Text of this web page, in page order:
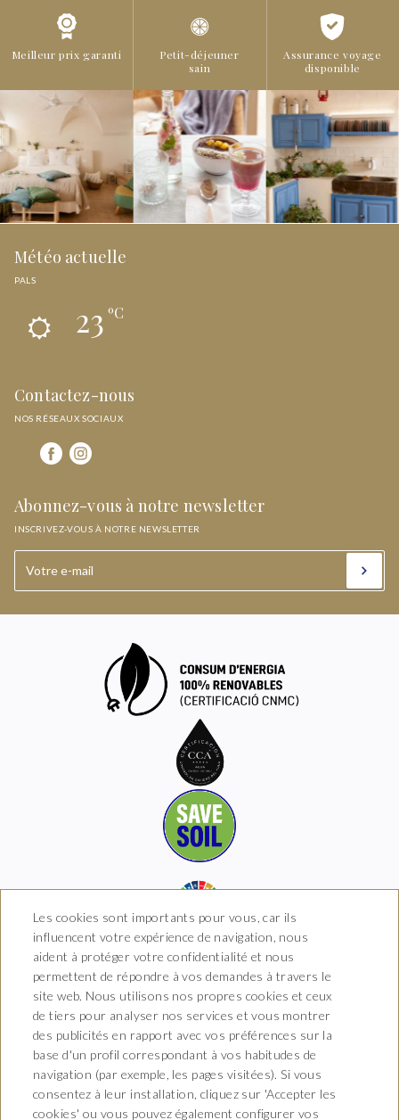
Meilleur prix garanti
Petit-déjeuner
sain
Assurance voyage
disponible
Météo actuelle
PALS
23ºC
Contactez-nous
NOS RÉSEAUX SOCIAUX
Abonnez-vous à notre newsletter
INSCRIVEZ-VOUS À NOTRE NEWSLETTER
Hotel Boutique Arkhé de
Carrer del Raval 5, 17256 Pals,
Girona
T. 681 035 739
info@arkhedepals.com
Les cookies sont importants pour vous, car ils
influencent votre expérience de navigation, nous
aident à protéger votre confidentialité et nous
permettent de répondre à vos demandes à travers le
site web. Nous utilisons nos propres cookies et ceux
de tiers pour analyser nos services et vous montrer
des publicités en rapport avec vos préférences sur la
base d'un profil correspondant à vos habitudes de
navigation (par exemple, les pages visitées). Si vous
consentez à leur installation, cliquez sur 'Accepter les
cookies' ou vous pouvez également configurer vos